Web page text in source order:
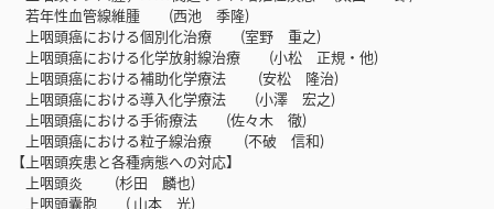
若年性血管線維腫 (西池 季隆)
上咽頭癌における個別化治療 (室野 重之)
上咽頭癌における化学放射線治療 (小松 正規・他)
上咽頭癌における補助化学療法 (安松 隆治)
上咽頭癌における導入化学療法 (小澤 宏之)
上咽頭癌における手術療法 (佐々木 徹)
上咽頭癌における粒子線治療 (不破 信和)
【上咽頭疾患と各種病態への対応】
上咽頭炎 (杉田 麟也)
上咽頭囊胞 ( 山本 光)